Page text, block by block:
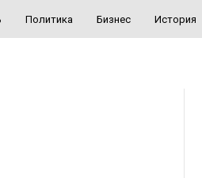
Политика Бизнес История